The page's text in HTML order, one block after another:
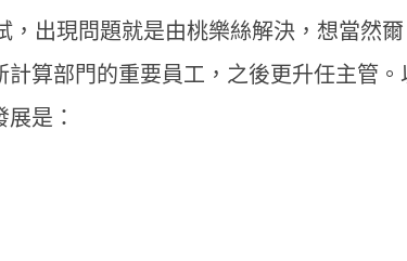
，出現問題就是由桃樂絲解決，想當然
計算部門的重要員工，之後更升任主管。
是：